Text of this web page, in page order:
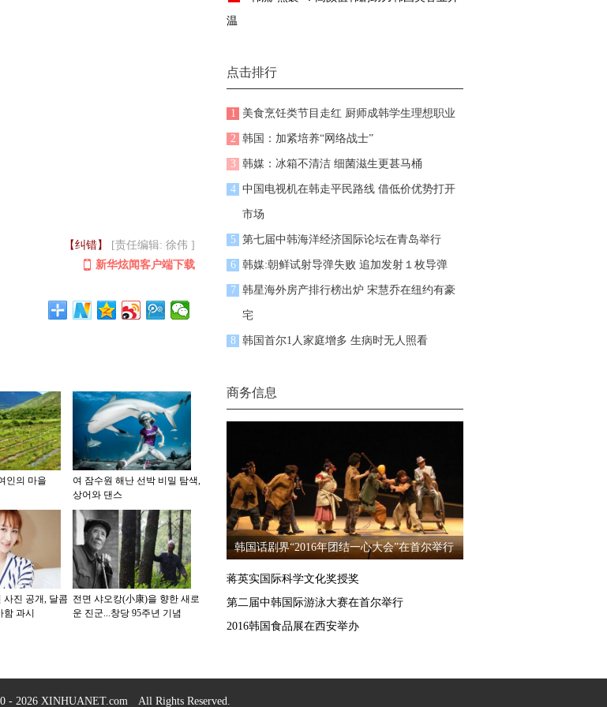
温
点击排行
1 美食烹饪类节目走红 厨师成韩学生理想职业
2 韩国：加紧培养“网络战士”
3 韩媒：冰箱不清洁 细菌滋生更甚马桶
4 中国电视机在韩走平民路线 借低价优势打开
市场
5 第七届中韩海洋经济国际论坛在青岛举行
6 韩媒:朝鲜试射导弹失败 追加发射１枚导弹
7 韩星海外房产排行榜出炉 宋慧乔在纽约有豪
宅
8 韩国首尔1人家庭增多 生病时无人照看
商务信息
韩国话剧界“2016年团结一心大会”在首尔举行
蒋英实国际科学文化奖授奖
第二届中韩国际游泳大赛在首尔举行
2016韩国食品展在西安举办
【纠错】
[责任编辑: 徐伟 ]
新华炫闻客户端下载
인의 마을
여 잠수원 해난 선박 비밀 탐색,
상어와 댄스
사진 공개, 달콤
과시
전면 샤오캉(小康)을 향한 새로
운 진군...창당 95주년 기념
- 2026 XINHUANET.com All Rights Reserved.